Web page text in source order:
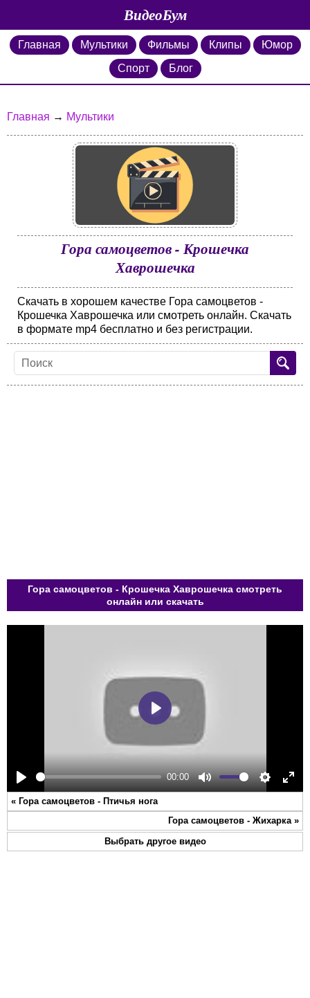
ВидеоБум
Главная Мультики Фильмы Клипы
Юмор
Спорт
Блог
Главная → Мультики
Гора самоцветов - Крошечка
Хаврошечка
Скачать в хорошем качестве Гора самоцветов -
Крошечка Хаврошечка или смотреть онлайн. Скачать
в формате mp4 бесплатно и без регистрации.
Гора самоцветов - Крошечка Хаврошечка смотреть
онлайн или скачать
Play
00:00
Mute Settings
Play
« Гора самоцветов - Птичья нога
Гора самоцветов - Жихарка »
Выбрать другое видео